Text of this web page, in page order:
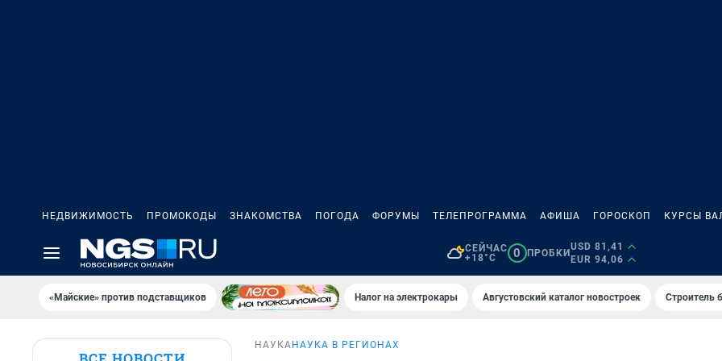
НЕДВИЖИМОСТЬ ПРОМОКОДЫ ЗНАКОМСТВА ПОГОДА ФОРУМЫ ТЕЛЕПРОГРАММА АФИША ГОРОСКОП КУРСЫ
СЕЙЧАС
+18°C
0 ПРОБКИ
USD 81,41
EUR 94,06
«Майские» против подставщиков Налог на электрокары Августовский каталог новостроек Строитель
НАУКА НАУКА В РЕГИОНАХ